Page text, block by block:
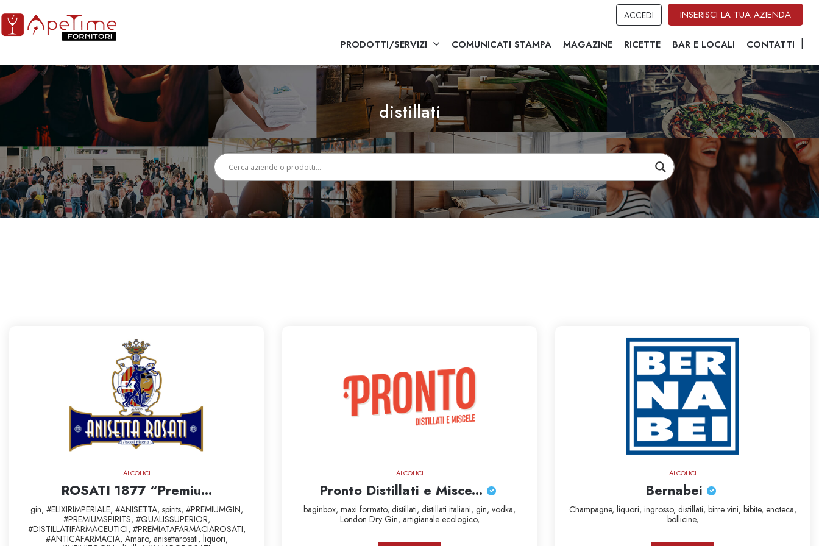
ACCEDI INSERISCI LA TUA AZIENDA
PRODOTTI/SERVIZI COMUNICATI STAMPA MAGAZINE RICETTE BAR E LOCALI CONTATTI
distillati
ALCOLICI
ROSATI 1877 “Premiu...
gin, #ELIXIRIMPERIALE, #ANISETTA, spirits, #PREMIUMGIN,
#PREMIUMSPIRITS, #QUALISSUPERIOR,
#DISTILLATIFARMACEUTICI, #PREMIATAFARMACIAROSATI,
#ANTICAFARMACIA, Amaro, anisettarosati, liquori,
ALCOLICI
Pronto Distillati e Misce...
baginbox, maxi formato, distillati, distillati italiani, gin, vodka,
London Dry Gin, artigianale ecologico,
ALCOLICI
Bernabei
Champagne, liquori, ingrosso, distillati, birre vini, bibite, enoteca,
bollicine,